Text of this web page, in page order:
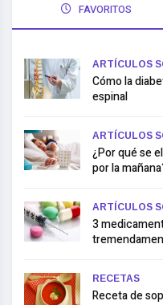
FAVORITOS
ARTÍCULOS
Cómo la
espinal
ARTÍCULOS
¿Por qué se
por la
ARTÍCULOS
3
RECETAS
Receta de